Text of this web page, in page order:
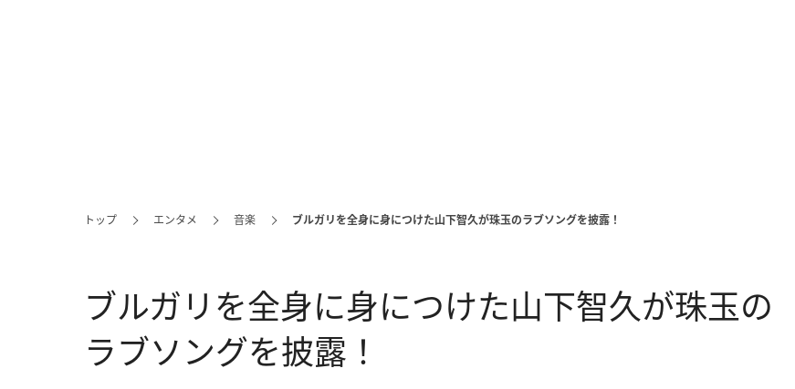
トップ エンタメ 音楽 ブルガリを全身に身につけた山下智久が珠玉のラブソングを披露！
ブルガリを全身に身につけた山下智久が珠玉の
ラブソングを披露！